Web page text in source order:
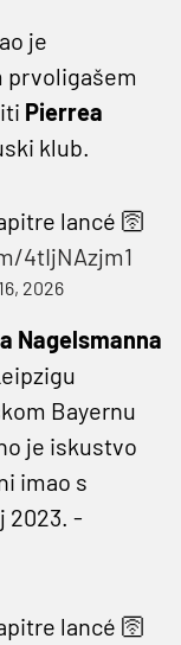
je
prvoligašem
Pierrea
klub.
lancé 🛜
4tIjNAzjm1
2026
Nagelsmanna
Bayernu
je iskustvo
imao s
2023. -
lancé 🛜